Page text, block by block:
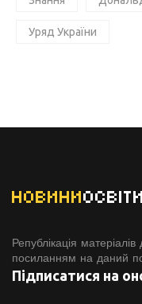
Уряд України
НОВИНИОСВІТИ
Републікація
посиланням на даний
Підписатися на